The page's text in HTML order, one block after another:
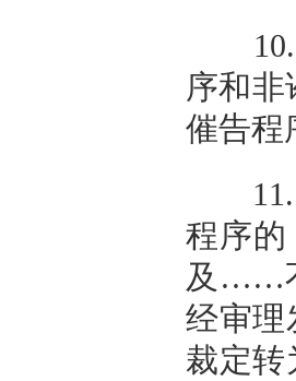
10.
序和
催告程
11.
程序
及……
经审理
裁定转